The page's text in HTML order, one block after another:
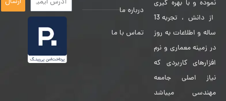
نموده و با بهره گیری
از دانش ، تجربه 13
ساله و اطلاعات به روز
در زمینه معماری و نرم
افزارهای کاربردی که
نیاز اصلی جامعه
مهندسی میباشد
درباره ما
تماس با ما